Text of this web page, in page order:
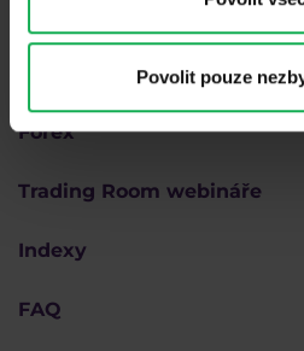
Povolit pouze
Forex
Trading Room webináře
Indexy
FAQ